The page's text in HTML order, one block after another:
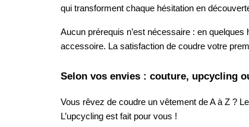
qui transforment chaque hésitation en
Aucun prérequis n’est nécessaire : en
accessoire. La satisfaction de coudre votre
Selon vos envies : couture, upcycling
Vous rêvez de coudre un vêtement de A à Z ?
L’upcycling est fait pour vous !